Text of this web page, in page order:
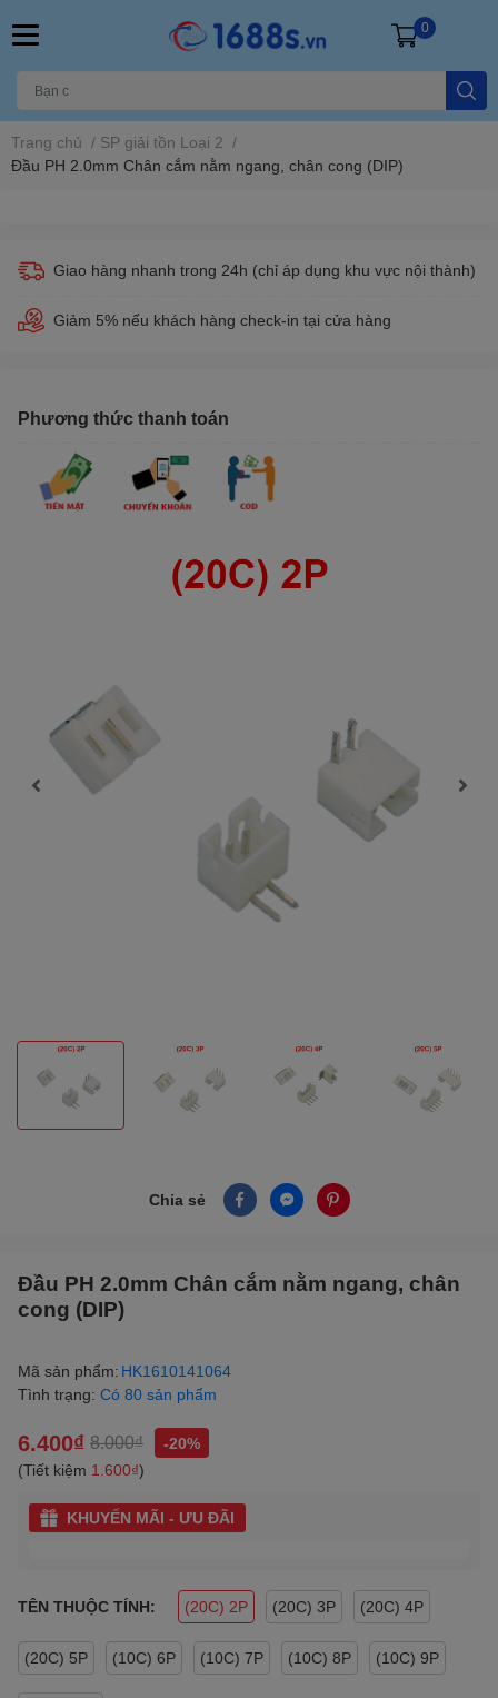
0
Trang chủ / SP giải tồn Loại 2 /
Đầu PH 2.0mm Chân cắm nằm ngang, chân cong (DIP)
Giao hàng nhanh trong 24h (chỉ áp dụng khu vực nội thành)
Giảm 5% nếu khách hàng check-in tại cửa hàng
Phương thức thanh toán
Chia sẻ
Đầu PH 2.0mm Chân cắm nằm ngang, chân
cong (DIP)
Mã sản phẩm: HK1610141064
Tình trạng: Có 80 sản phẩm
6.400₫ 8.000₫
-20%
(Tiết kiệm 1.600₫)
KHUYẾN MÃI - ƯU ĐÃI
TÊN THUỘC TÍNH: (20C) 2P (20C) 3P (20C) 4P
(20C) 5P (10C) 6P (10C) 7P (10C) 8P (10C) 9P